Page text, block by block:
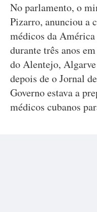
No parlamento, o
Pizarro, anunciou a
médicos da
durante três anos
do Alentejo,
depois de o Jornal
Governo estava a
médicos cubanos